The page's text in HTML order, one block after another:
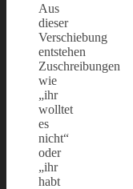
Aus
dieser
Verschiebung
entstehen
Zuschreibungen
wie
„ihr
wolltet
es
nicht“
oder
„ihr
habt